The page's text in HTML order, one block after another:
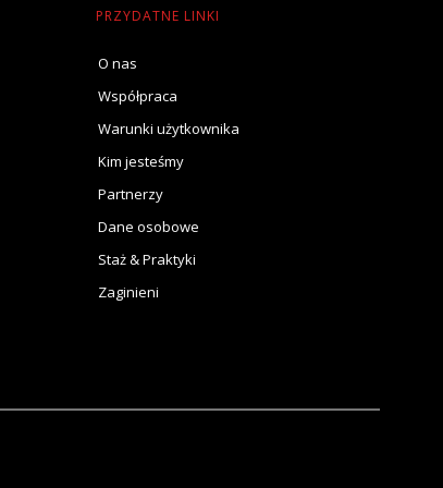
PRZYDATNE LINKI
O nas
Współpraca
Warunki użytkownika
Kim jesteśmy
Partnerzy
Dane osobowe
Staż & Praktyki
Zaginieni